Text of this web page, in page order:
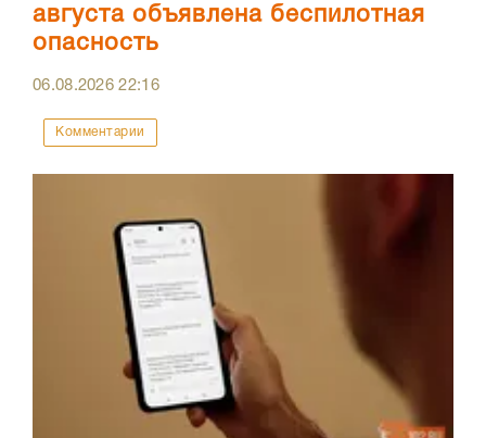
августа объявлена беспилотная
опасность
06.08.202622:16
Комментарии